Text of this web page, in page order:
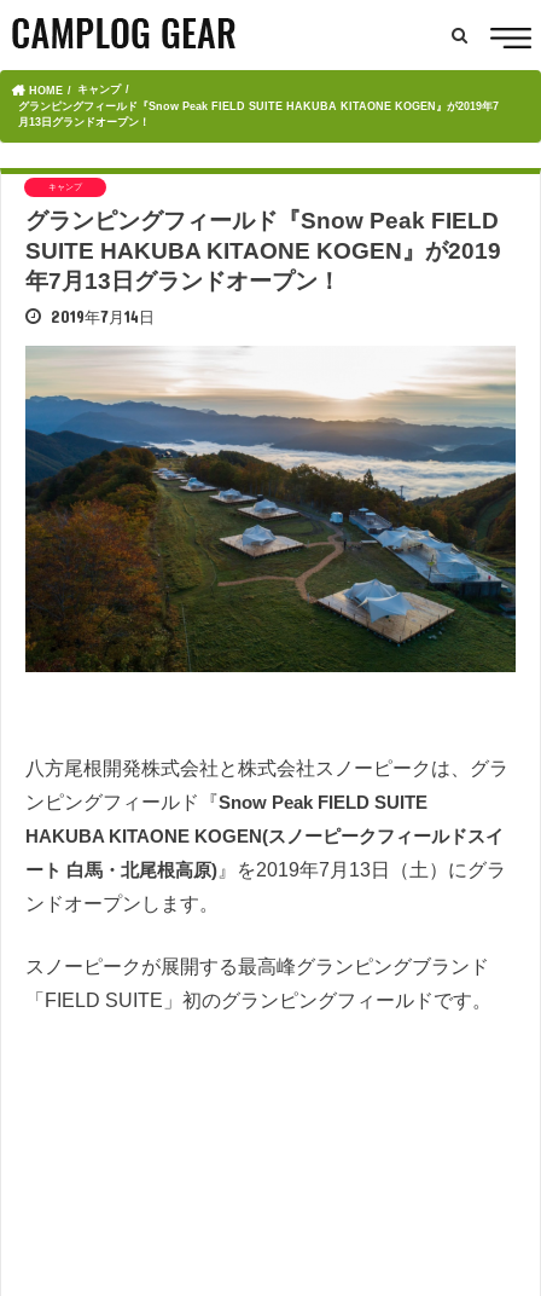
HOME
キャンプ
グランピングフィールド『Snow Peak FIELD SUITE HAKUBA KITAONE KOGEN』が2019年7
月13日グランドオープン！
キャンプ
グランピングフィールド『Snow Peak FIELD
SUITE HAKUBA KITAONE KOGEN』が2019
年7月13日グランドオープン！
2019年7月14日
八方尾根開発株式会社と株式会社スノーピークは、グラ
ンピングフィールド『Snow Peak FIELD SUITE
HAKUBA KITAONE KOGEN(スノーピークフィールドスイ
ート 白馬・北尾根高原) 』を2019年7月13日（土）にグラ
ンドオープンします。
スノーピークが展開する最高峰グランピングブランド
「FIELD SUITE」初のグランピングフィールドです。